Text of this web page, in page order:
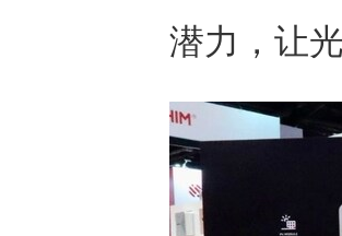
潜力，让